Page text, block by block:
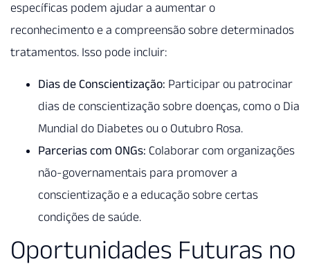
específicas podem ajudar a aumentar o
reconhecimento e a compreensão sobre determinados
tratamentos. Isso pode incluir:
Dias de Conscientização: Participar ou patrocinar
dias de conscientização sobre doenças, como o Dia
Mundial do Diabetes ou o Outubro Rosa.
Parcerias com ONGs: Colaborar com organizações
não-governamentais para promover a
conscientização e a educação sobre certas
condições de saúde.
Oportunidades Futuras no